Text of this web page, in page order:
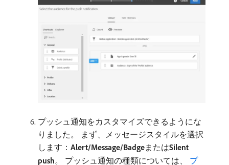
プッシュ通知をカスタマイズできるようにな
りました。 まず、メッセージスタイルを選択
します： Alert/Message/Badge​または​Silent
push。 プッシュ通知の種類については、
​ プ